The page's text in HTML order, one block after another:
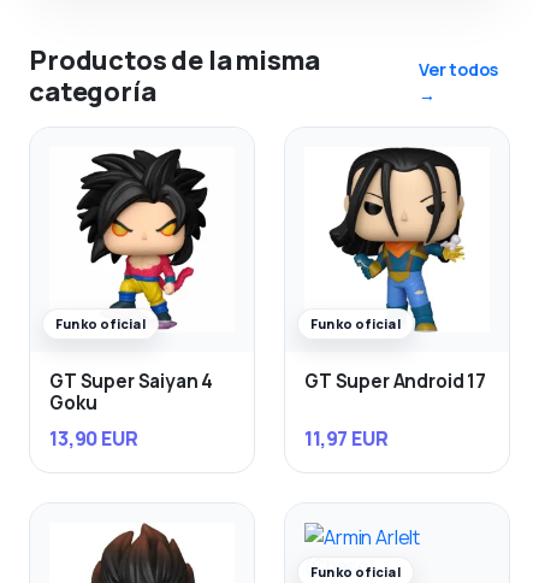
Productos de la misma
categoría
Ver todos
→
Funko oficial
GT Super Saiyan 4
Goku
13,90 EUR
Funko oficial
GT Super Android 17
11,97 EUR
Funko oficial